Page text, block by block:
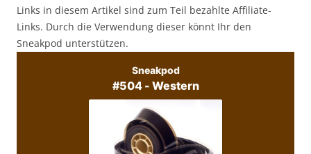
Links in diesem Artikel sind zum Teil bezahlte Affiliate-
Links. Durch die Verwendung dieser könnt Ihr den
Sneakpod unterstützen.